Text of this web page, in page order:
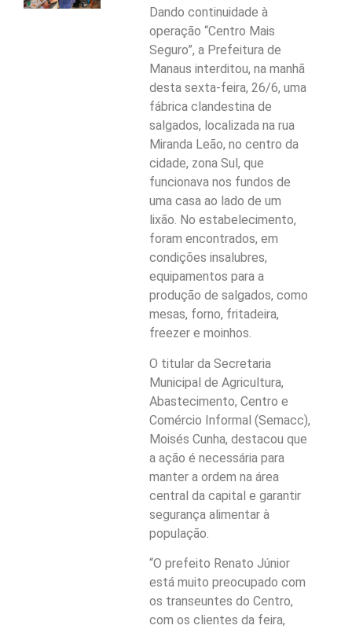
Dando continuidade à
operação “Centro Mais
Seguro”, a Prefeitura de
Manaus interditou, na manhã
desta sexta-feira, 26/6, uma
fábrica clandestina de
salgados, localizada na rua
Miranda Leão, no centro da
cidade, zona Sul, que
funcionava nos fundos de
uma casa ao lado de um
lixão. No estabelecimento,
foram encontrados, em
condições insalubres,
equipamentos para a
produção de salgados, como
mesas, forno, fritadeira,
freezer e moinhos.
O titular da Secretaria
Municipal de Agricultura,
Abastecimento, Centro e
Comércio Informal (Semacc),
Moisés Cunha, destacou que
a ação é necessária para
manter a ordem na área
central da capital e garantir
segurança alimentar à
população.
“O prefeito Renato Júnior
está muito preocupado com
os transeuntes do Centro,
com os clientes da feira,